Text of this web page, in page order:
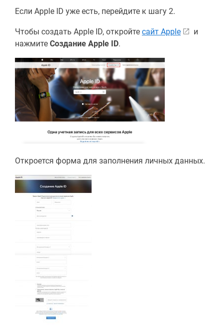
Если Apple ID уже есть, перейдите к шагу 2.
Чтобы создать Apple ID, откройте сайт Apple
и
нажмите Создание Apple ID.
Откроется форма для заполнения личных данных.